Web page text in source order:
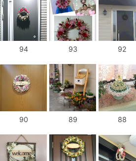
94 93 92
90 89 88